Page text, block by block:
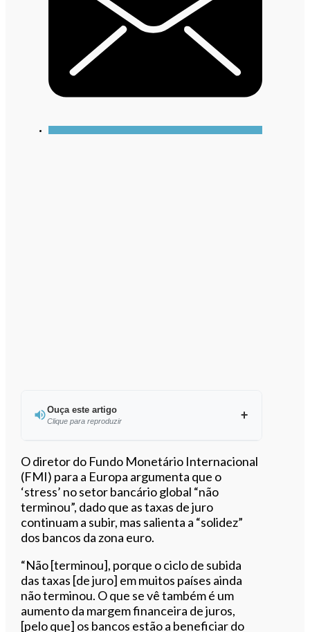
Ouça este artigo
Clique para reproduzir
Ouvir este artigo
O diretor do Fundo Monetário Internacional
(FMI) para a Europa argumenta que o
‘stress’ no setor bancário global “não
terminou”, dado que as taxas de juro
continuam a subir, mas salienta a “solidez”
dos bancos da zona euro.
“Não [terminou], porque o ciclo de subida
das taxas [de juro] em muitos países ainda
não terminou. O que se vê também é um
aumento da margem financeira de juros,
[pelo que] os bancos estão a beneficiar do